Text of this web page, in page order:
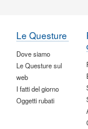
Le Questure
Dove siamo
Le Questure sul
web
I fatti del giorno
Oggetti rubati